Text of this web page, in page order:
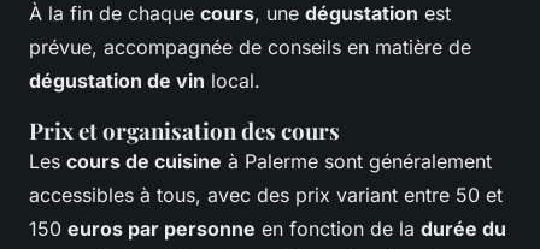
À la fin de chaque cours, une dégustation est
prévue, accompagnée de conseils en matière de
dégustation de vin local.
Prix et organisation des cours
Les cours de cuisine à Palerme sont généralement
accessibles à tous, avec des prix variant entre 50 et
150 euros par personne en fonction de la durée du